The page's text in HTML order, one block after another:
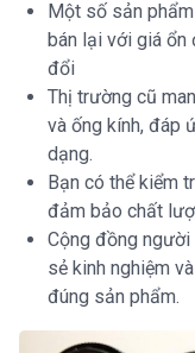
Một số sản
bán lại với giá ổn
đổi
Thị trường cũ
và ống kính, đáp
dạng.
Bạn có thể kiểm
đảm bảo chất
Cộng đồng người
sẻ kinh nghiệm
đúng sản phẩm.